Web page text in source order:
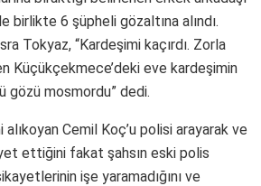
birlikte 6 şüpheli gözaltına alındı.
Tokyaz, “Kardeşimi kaçırdı. Zorla
Küçükçekmece’deki eve kardeşimin
gözü mosmordu” dedi.
Cemil Koç’u polisi arayarak ve
ettiğini fakat şahsın eski polis
işe yaramadığını ve